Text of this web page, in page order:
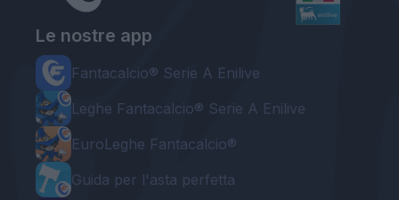
Le nostre app
Fantacalcio® Serie A Enilive
Leghe Fantacalcio® Serie A Enilive
EuroLeghe Fantacalcio®
Guida per l'asta perfetta